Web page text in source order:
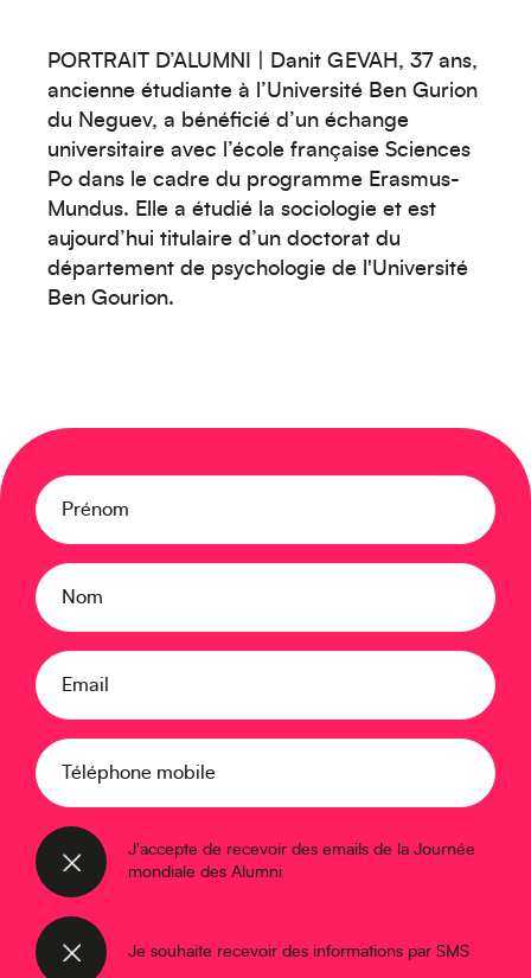
PORTRAIT D’ALUMNI | Danit GEVAH, 37 ans,
ancienne étudiante à l’Université Ben Gurion
du Neguev, a bénéficié d’un échange
universitaire avec l’école française Sciences
Po dans le cadre du programme Erasmus-
Mundus. Elle a étudié la sociologie et est
aujourd’hui titulaire d’un doctorat du
département de psychologie de l'Université
Ben Gourion.
Prénom
Nom
Email
Téléphone mobile
J'accepte de recevoir des emails de la Journée
mondiale des Alumni
Je souhaite recevoir des informations par SMS
Caraïbes
Europe
Moyen-Orient
Océanie